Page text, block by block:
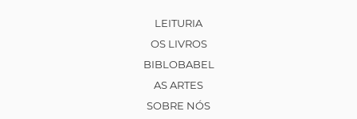
LEITURIA
OS LIVROS
BIBLOBABEL
AS ARTES
SOBRE NÓS